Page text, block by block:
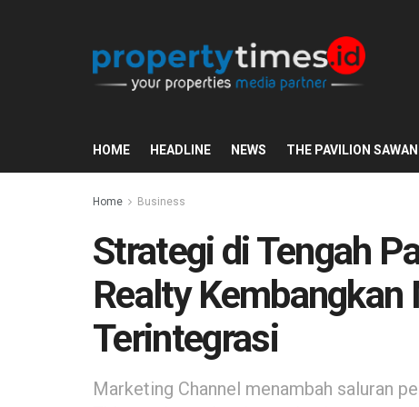
HOME HEADLINE NEWS THE PAVILION
Home Business
Strategi di Tengah
Realty Kembangkan
Terintegrasi
Marketing Channel menambah saluran